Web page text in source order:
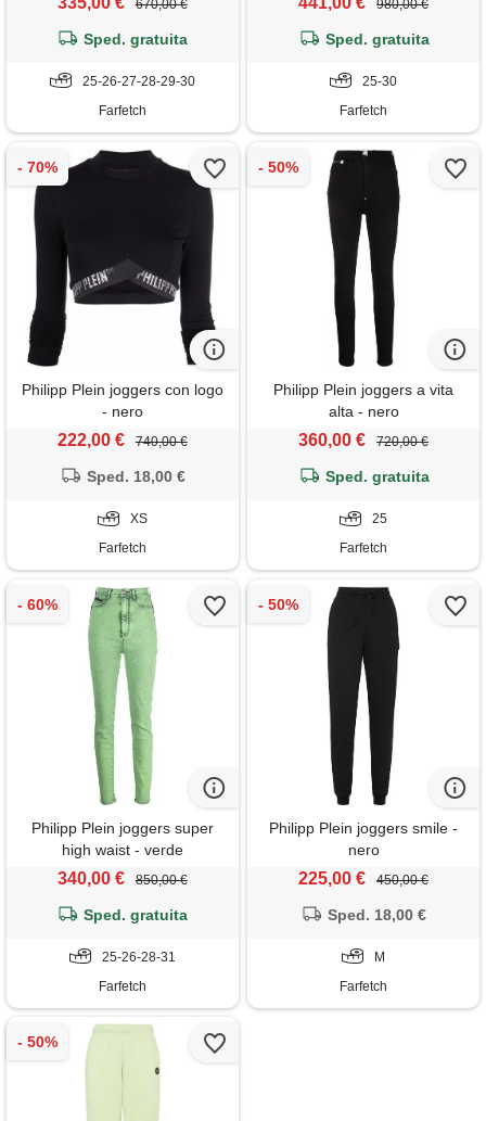
670,00 €
Sped. gratuita
25-26-27-28-29-30
Farfetch
980,00 €
Sped. gratuita
25-30
Farfetch
Philipp Plein joggers con logo
- nero
222,00 € 740,00 €
Sped. 18,00 €
XS
Farfetch
Philipp Plein joggers a vita
alta - nero
360,00 € 720,00 €
Sped. gratuita
25
Farfetch
Philipp Plein joggers super
high waist - verde
340,00 € 850,00 €
Sped. gratuita
25-26-28-31
Farfetch
Philipp Plein joggers smile -
nero
225,00 € 450,00 €
Sped. 18,00 €
M
Farfetch